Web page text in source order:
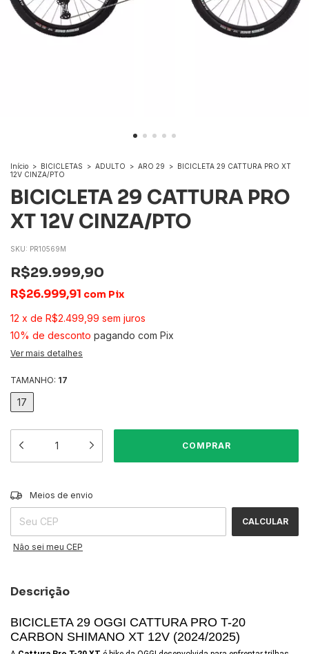
Início > BICICLETAS > ADULTO > ARO 29 > BICICLETA 29 CATTURA PRO XT
12V CINZA/PTO
BICICLETA 29 CATTURA PRO
XT 12V CINZA/PTO
SKU: PR10569M
R$29.999,90
R$26.999,91 com Pix
12 x de R$2.499,99 sem juros
10% de desconto pagando com Pix
Ver mais detalhes
TAMANHO: 17
17
Entregas para o CEP:
Meios de envio
CALCULAR
Não sei meu CEP
Descrição
BICICLETA 29 OGGI CATTURA PRO T-20
CARBON SHIMANO XT 12V (2024/2025)